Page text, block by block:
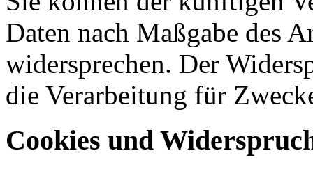
Daten nach Maßgabe des
widersprechen. Der
die Verarbeitung für
Cookies und